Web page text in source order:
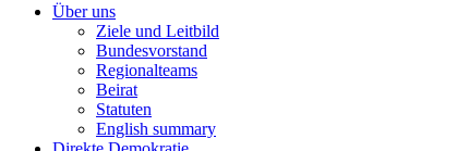
Main menu
Über uns
Ziele und Leitbild
Bundesvorstand
Regionalteams
Beirat
Statuten
English summary